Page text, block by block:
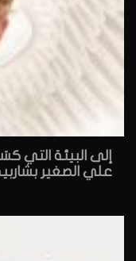
إلى البيئة التي
علي الصغير